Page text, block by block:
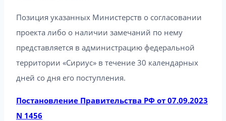
Позиция указанных Министерств о согласовании
проекта либо о наличии замечаний по нему
представляется в администрацию федеральной
территории «Сириус» в течение 30 календарных
дней со дня его поступления.
Постановление Правительства РФ от 07.09.2023
N 1456